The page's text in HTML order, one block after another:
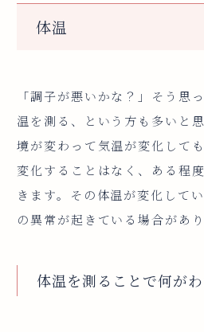
体温
「調子が悪いかな？」そう思
温を測る、という方も多いと
境が変わって気温が変化して
変化することはなく、ある程
きます。その体温が変化して
の異常が起きている場合があり
体温を測ることで何がわ